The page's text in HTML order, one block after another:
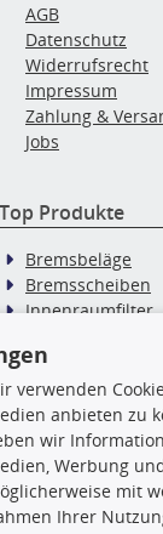
AGB
Datenschutz
Widerrufsrecht
Impressum
Zahlung &
Jobs
Top Produkte
Bremsbeläge
Bremsscheiben
Innenraumfilter
Wischerblätter
Zündkerzen
verwenden
anbieten zu
wir
Werbung
mit
Ihrer